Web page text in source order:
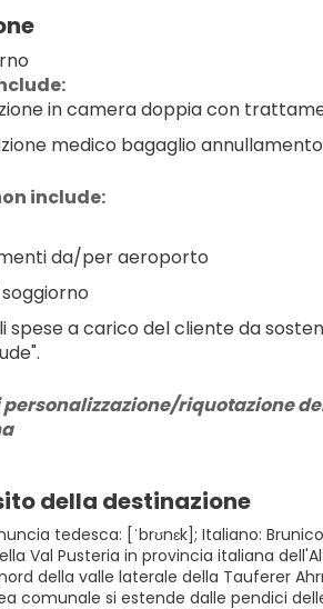
in camera doppia con
medico bagaglio annullamento
include:
da/per aeroporto
spese a carico del cliente da
personalizzazione/riquotazione
della destinazione
tedesca: [ˈbrʊnɛk]; Italiano:
Val Pusteria in provincia italiana
della valle laterale della Tauferer
comunale si estende dalle pendici